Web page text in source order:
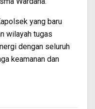
yang baru
wilayah tugas
dengan seluruh
keamanan dan